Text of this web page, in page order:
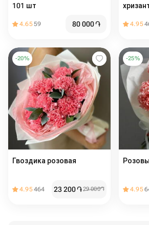
101 шт
4.6559 80 000֏ 4.95
-20%
Гвоздика розовая
4.95464 23 200֏29 000֏
-25%
4.95